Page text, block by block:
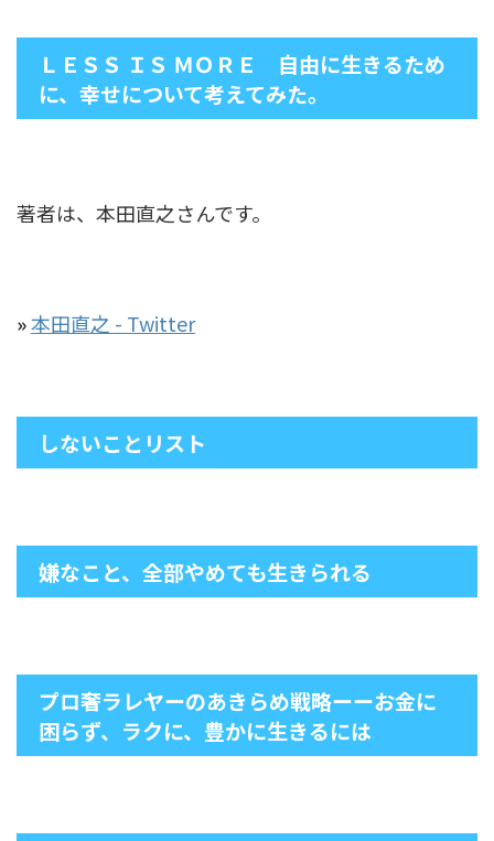
ＬＥＳＳ ＩＳ ＭＯＲＥ 自由に生きるため
に、幸せについて考えてみた。
著者は、本田直之さんです。
»本田直之 - Twitter
しないことリスト
嫌なこと、全部やめても生きられる
プロ奢ラレヤーのあきらめ戦略ーーお金に
困らず、ラクに、豊かに生きるには